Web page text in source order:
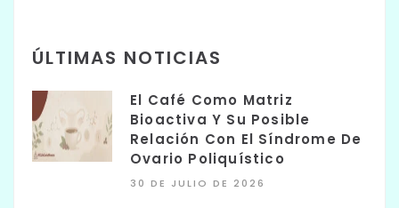
ÚLTIMAS NOTICIAS
El Café Como Matriz
Bioactiva Y Su Posible
Relación Con El Síndrome De
Ovario Poliquístico
30 DE JULIO DE 2026